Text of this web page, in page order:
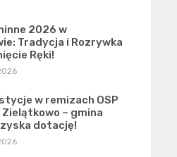
2026 w
Tradycja i Rozrywka
Ręki!
w remizach OSP
Zielątkowo – gmina
dotację!